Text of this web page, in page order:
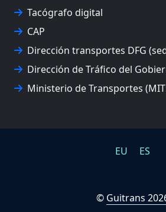
Tacógrafo digital
CAP
Dirección transportes DFG
Dirección de Tráfico del
Ministerio de Transportes
EU ES
© Guitrans